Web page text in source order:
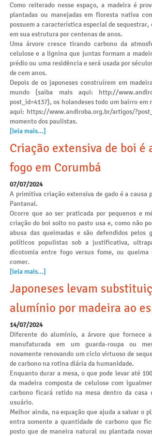
Como reiterado nesse espaço, a madeira é
plantadas ou manejadas em floresta nativa
possuem a característica especial de
em sua estrutura por centenas de anos.
Uma árvore cresce tirando carbono da
celulose e a lignina que juntas formam a
prédio ou uma residência e será usada por
de cem anos.
Depois de os japoneses construírem em
mundo (saiba mais aqui: http://
post_id=4137), os holandeses todo um bairro em
aqui: https://www.andiroba.org.br/artigos/
momento dos paulistas.
[leia mais...]
Criação extensiva de boi é
fogo em Corumbá
07/07/2024
A primitiva criação extensiva de gado é a causa
Pantanal.
Ocorre que ao ser praticada por pequenos e
criação do boi solto no pasto usa e, como não
abusa das queimadas e são defendidos pelos
políticos populistas sob a justificativa,
dicotomia entre fogo versus fome, ou
comer.
[leia mais...]
Japoneses levam
alumínio por madeira ao
14/07/2024
Diferente do alumínio, a árvore que fornece
manufaturada em um guarda-roupa ou
novamente renovando um ciclo virtuoso de
de carbono na rotina diária da humanidade.
Enquanto durar a mesa, o que pode levar até
da madeira composta de celulose com
carbono ficará retido na mesa dentro da casa
usuário.
Melhor ainda, na equação que ajuda a salvar o
entra somente a quantidade de carbono que
posto que de maneira natural ou plantada